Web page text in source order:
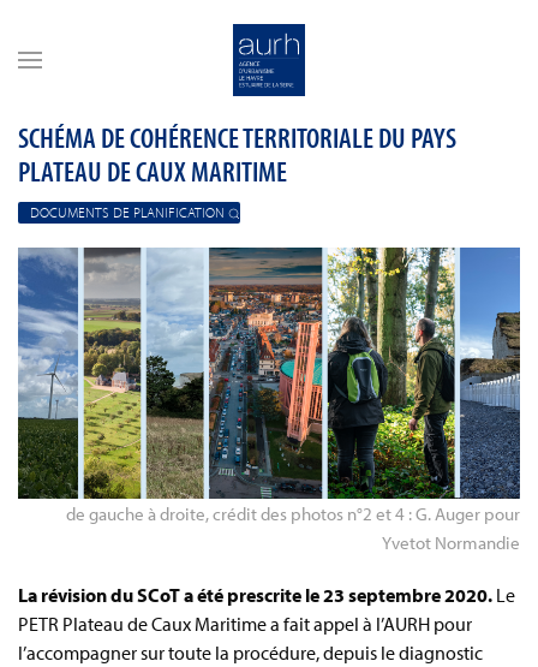
SCHÉMA DE COHÉRENCE TERRITORIALE DU PAYS
PLATEAU DE CAUX MARITIME
DOCUMENTS DE PLANIFICATION
de gauche à droite, crédit des photos n°2 et 4 : G. Auger pour
Yvetot Normandie
La révision du SCoT a été prescrite le 23 septembre 2020. Le
PETR Plateau de Caux Maritime a fait appel à l’AURH pour
l’accompagner sur toute la procédure, depuis le diagnostic